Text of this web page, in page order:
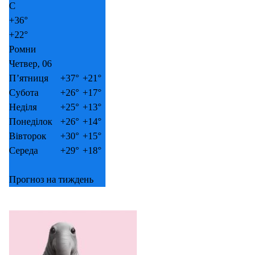
C
+36°
+22°
Ромни
Четвер, 06
П’ятниця
+37° +21°
Субота
+26° +17°
Неділя
+25° +13°
Понеділок
+26° +14°
Вівторок
+30° +15°
Середа
+29° +18°
Прогноз на тиждень